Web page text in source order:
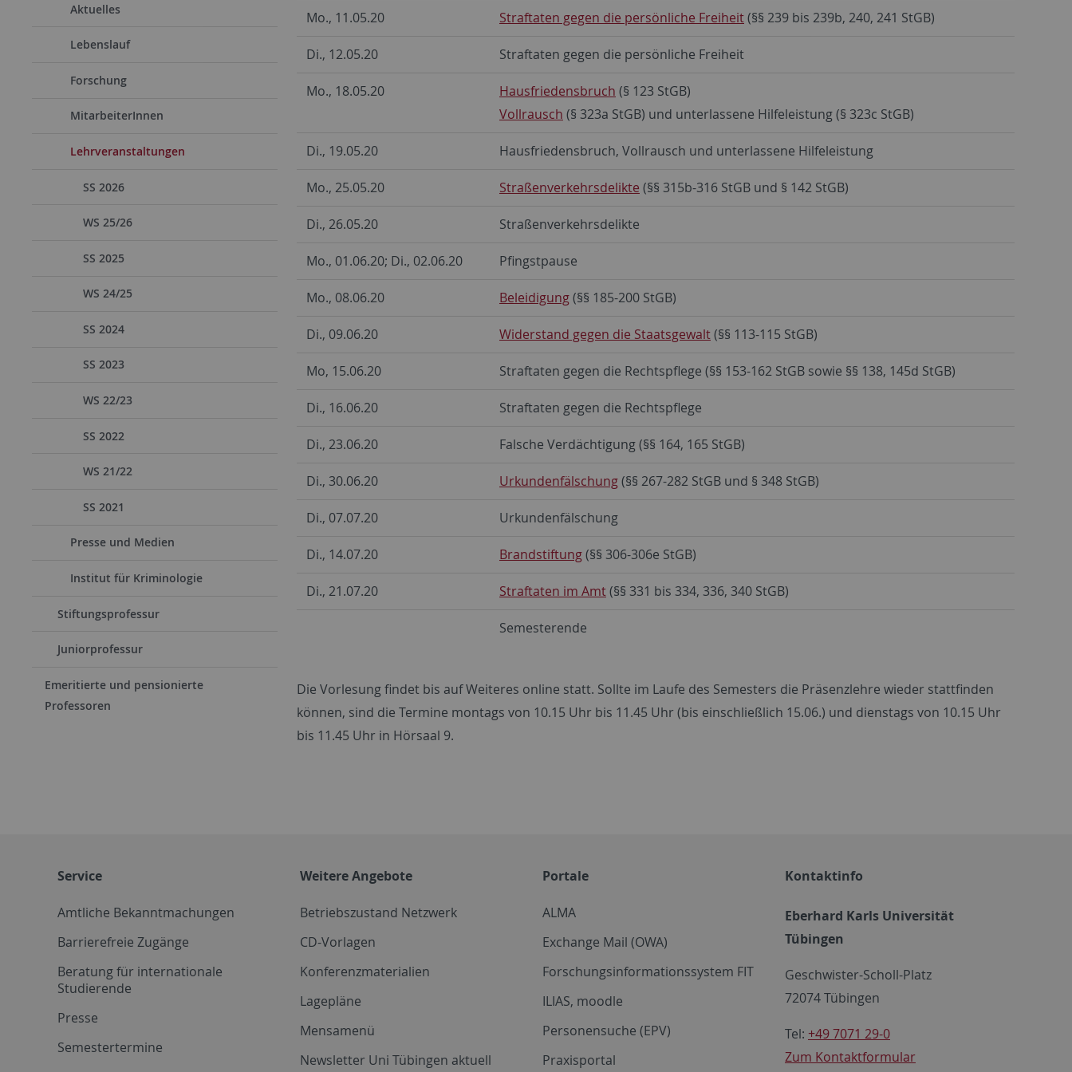
Aktuelles
Lebenslauf
Forschung
MitarbeiterInnen
Lehrveranstaltungen
SS 2026
WS 25/26
SS 2025
WS 24/25
SS 2024
SS 2023
WS 22/23
SS 2022
WS 21/22
SS 2021
Presse und Medien
Institut für Kriminologie
Stiftungsprofessur
Juniorprofessur
Emeritierte und pensionierte
Professoren
Mo., 11.05.20 Straftaten gegen die persönliche Freiheit(§§ 239 bis 239b, 240, 241 StGB)
Di., 12.05.20 Straftaten gegen die persönliche Freiheit
Mo., 18.05.20 Hausfriedensbruch (§ 123 StGB)
Vollrausch (§ 323a StGB) und unterlassene Hilfeleistung (§ 323c StGB)
Di., 19.05.20 Hausfriedensbruch, Vollrausch und unterlassene Hilfeleistung
Mo., 25.05.20 Straßenverkehrsdelikte (§§ 315b-316 StGB und § 142 StGB)
Di., 26.05.20 Straßenverkehrsdelikte
Mo., 01.06.20; Di., 02.06.20 Pfingstpause
Mo., 08.06.20 Beleidigung(§§ 185-200 StGB)
Di., 09.06.20 Widerstand gegen die Staatsgewalt(§§ 113-115 StGB)
Mo, 15.06.20 Straftaten gegen die Rechtspflege (§§ 153-162 StGB sowie §§ 138, 145d StGB)
Di., 16.06.20 Straftaten gegen die Rechtspflege
Di., 23.06.20 Falsche Verdächtigung (§§ 164, 165 StGB)
Di., 30.06.20 Urkundenfälschung(§§ 267-282 StGB und § 348 StGB)
Di., 07.07.20 Urkundenfälschung
Di., 14.07.20 Brandstiftung(§§ 306-306e StGB)
Di., 21.07.20 Straftaten im Amt(§§ 331 bis 334, 336, 340 StGB)
Semesterende
Die Vorlesung findet bis auf Weiteres online statt. Sollte im Laufe des Semesters die Präsenzlehre wieder stattfinden
können, sind die Termine montags von 10.15 Uhr bis 11.45 Uhr (bis einschließlich 15.06.) und dienstags von 10.15 Uhr
bis 11.45 Uhr in Hörsaal 9.
Service
Amtliche Bekanntmachungen
Barrierefreie Zugänge
Beratung für internationale
Studierende
Presse
Semestertermine
Weitere Angebote
Betriebszustand Netzwerk
CD-Vorlagen
Konferenzmaterialien
Lagepläne
Mensamenü
Newsletter Uni Tübingen aktuell
Portale
ALMA
Exchange Mail (OWA)
Forschungsinformationssystem FIT
ILIAS, moodle
Personensuche (EPV)
Praxisportal
Kontaktinfo
Eberhard Karls Universität
Tübingen
Geschwister-Scholl-Platz
72074 Tübingen
Tel: +49 7071 29-0
Zum Kontaktformular